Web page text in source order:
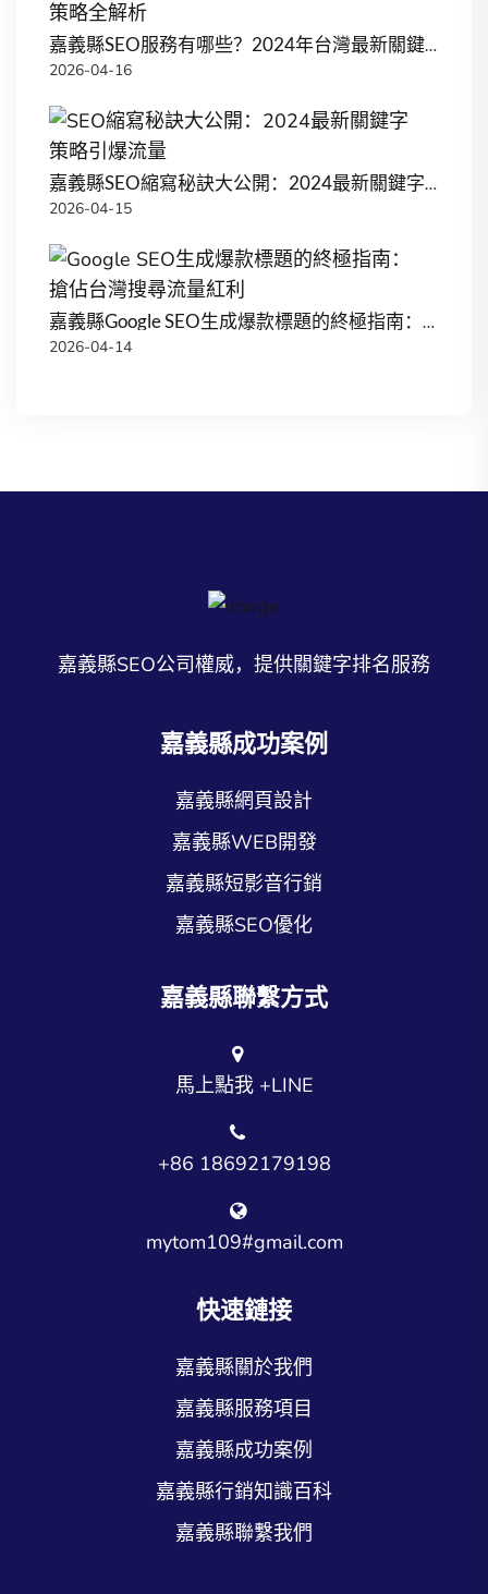
嘉義縣SEO服務有哪些？2024年台灣最新關鍵策略全解析
2026-04-16
嘉義縣SEO縮寫秘訣大公開：2024最新關鍵字策略引爆流量
2026-04-15
嘉義縣Google SEO生成爆款標題的終極指南：搶佔台灣搜尋流量紅利
2026-04-14
嘉義縣SEO公司權威，提供關鍵字排名服務
嘉義縣成功案例
嘉義縣網頁設計
嘉義縣WEB開發
嘉義縣短影音行銷
嘉義縣SEO優化
嘉義縣聯繫方式
馬上點我 +LINE
+86 18692179198
mytom109#gmail.com
快速鏈接
嘉義縣關於我們
嘉義縣服務項目
嘉義縣成功案例
嘉義縣行銷知識百科
嘉義縣聯繫我們